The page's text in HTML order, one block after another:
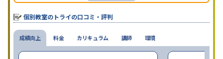
個別教室のトライの口コミ・評判
成績向上 料金 カリキュラム 講師 環境